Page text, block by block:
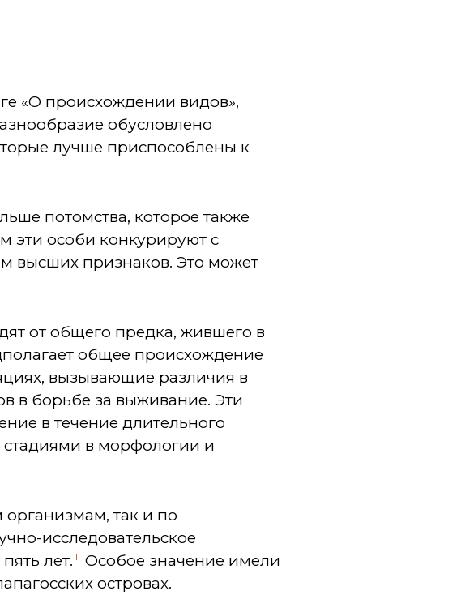
«О происхождении видов»,
обусловлено
лучше приспособлены к
потомства, которое также
эти особи конкурируют с
высших признаков. Это может
от общего предка, жившего в
общее происхождение
вызывающие различия в
в борьбе за выживание. Эти
в течение длительного
в морфологии и
так и по
исследовательское
лет. 1
Особое значение имели
островах.